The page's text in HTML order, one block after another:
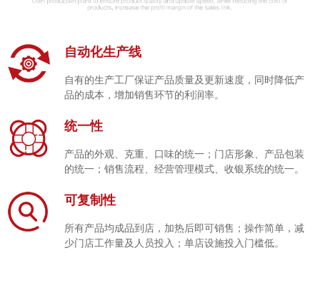
自动化生产线
自有的生产工厂保证产品质量及更新速度，同时降低产
品的成本，增加销售环节的利润率。
统一性
产品的外观、克重、口味的统一；门店形象、产品包装
的统一；销售流程、经营管理模式、收银系统的统一。
可复制性
所有产品均成品到店，加热后即可销售；操作简单，减
少门店工作量及人员投入；单店设施投入门槛低。